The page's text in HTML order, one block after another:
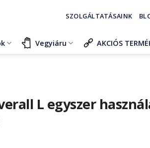
SZOLGÁLTATÁSAINK
Vegyiáru AKCIÓS
L egyszer